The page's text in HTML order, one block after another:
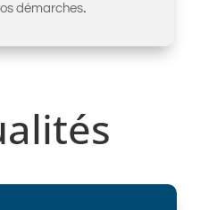
démarches.